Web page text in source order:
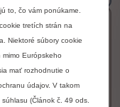
to, čo vám ponúkame.
tretích strán na
Niektoré súbory cookie
Európskeho
mať rozhodnutie o
údajov. V takom
(Článok č. 49 ods.